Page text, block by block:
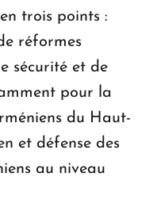
trois points :
réformes
sécurité et de
pour la
du Haut-
et défense des
au niveau